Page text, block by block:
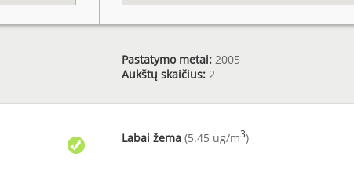
Pastatymo metai: 2005
Aukštų skaičius: 2
Labai žema (5.45 ug/m3)